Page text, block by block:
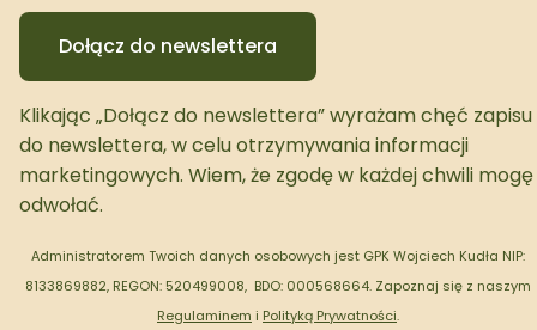
Dołącz do newslettera
Klikając „Dołącz do newslettera” wyrażam chęć zapisu
do newslettera, w celu otrzymywania informacji
marketingowych. Wiem, że zgodę w każdej chwili mogę
odwołać.
Administratorem Twoich danych osobowych jest GPK Wojciech Kudła NIP:
8133869882, REGON: 520499008, BDO: 000568664. Zapoznaj się z naszym
Regulaminem i Polityką Prywatności.